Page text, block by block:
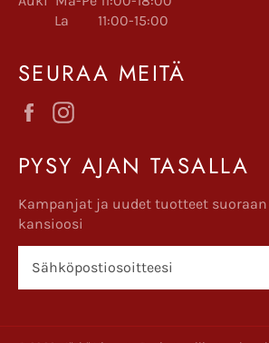
La 11:00-15:00
SEURAA MEITÄ
Facebook
PYSY AJAN TASALLA
Kampanjat ja uudet tuotteet
kansioosi